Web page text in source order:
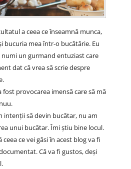
a ceea ce înseamnă munca,
bucuria mea într-o bucătărie. Eu
numi un gurmand entuziast care
dat că vrea să scrie despre
fost provocarea imensă care să mă
intenții să devin bucătar, nu am
unui bucătar. Îmi știu bine locul.
ce vei găsi în acest blog va fi
Că va fi gustos, deși